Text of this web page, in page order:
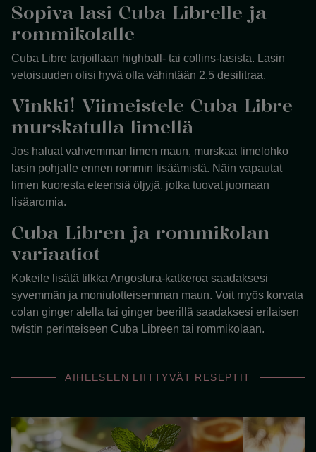
Sopiva lasi Cuba Librelle ja
rommikolalle
Cuba Libre tarjoillaan highball- tai collins-lasista. Lasin
vetoisuuden olisi hyvä olla vähintään 2,5 desilitraa.
Vinkki! Viimeistele Cuba Libre
murskatulla limellä
Jos haluat vahvemman limen maun, murskaa limelohko
lasin pohjalle ennen rommin lisäämistä. Näin vapautat
limen kuoresta eteerisiä öljyjä, jotka tuovat juomaan
lisäaromia.
Cuba Libren ja rommikolan
variaatiot
Kokeile lisätä tilkka Angostura-katkeroa saadaksesi
syvemmän ja moniulotteisemman maun. Voit myös korvata
colan ginger alella tai ginger beerillä saadaksesi erilaisen
twistin perinteiseen Cuba Libreen tai rommikolaan.
AIHEESEEN LIITTYVÄT RESEPTIT